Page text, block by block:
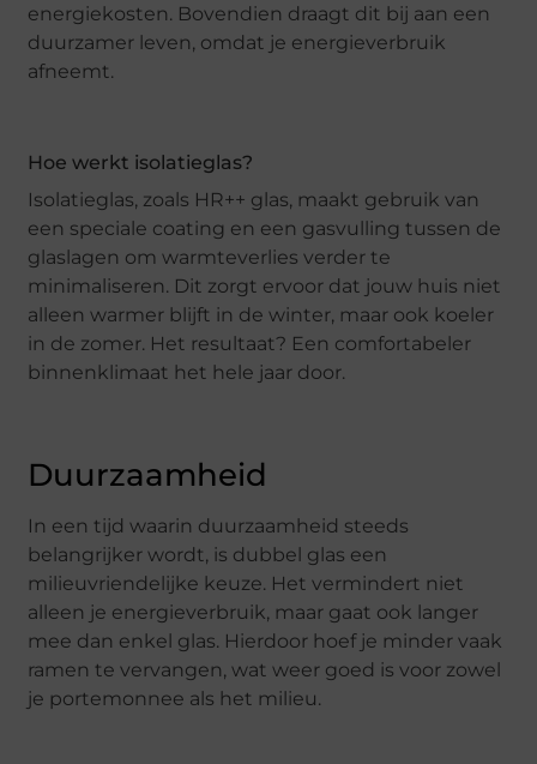
energiekosten. Bovendien draagt dit bij aan een
duurzamer leven, omdat je energieverbruik
afneemt.
Hoe werkt isolatieglas?
Isolatieglas, zoals HR++ glas, maakt gebruik van
een speciale coating en een gasvulling tussen de
glaslagen om warmteverlies verder te
minimaliseren. Dit zorgt ervoor dat jouw huis niet
alleen warmer blijft in de winter, maar ook koeler
in de zomer. Het resultaat? Een comfortabeler
binnenklimaat het hele jaar door.
Duurzaamheid
In een tijd waarin duurzaamheid steeds
belangrijker wordt, is dubbel glas een
milieuvriendelijke keuze. Het vermindert niet
alleen je energieverbruik, maar gaat ook langer
mee dan enkel glas. Hierdoor hoef je minder vaak
ramen te vervangen, wat weer goed is voor zowel
je portemonnee als het milieu.